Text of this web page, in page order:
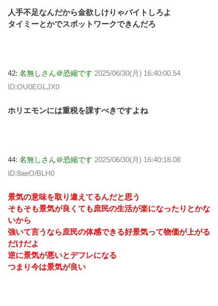
人手不足なんだから金欲しけりゃバイトしろよ
タイミーとかでスポットワークできんだろ
42: 名無しさん＠恐縮です 2025/06/30(月) 16:40:00.54
ID:OU0EGLJX0
ホリエモンには重税を課すべきですよね
44: 名無しさん＠恐縮です 2025/06/30(月) 16:40:18.08
ID:8aeO/BLH0
景気の意味を取り違えてるんだと思う
そもそも景気が良くても庶民の生活が楽になったりとかな
いから
強いて言うなら庶民の体感できる好景気って物価が上がる
だけだよ
逆に景気が悪いとデフレになる
つまり今は景気が良い